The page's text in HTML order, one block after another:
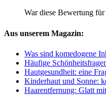
War diese Bewertung
Aus unserem Magazin:
Was sind komedogene
Häufige
Hautgesundheit: eine
Kinderhaut und Sonne:
Haarentfernung: Glatt